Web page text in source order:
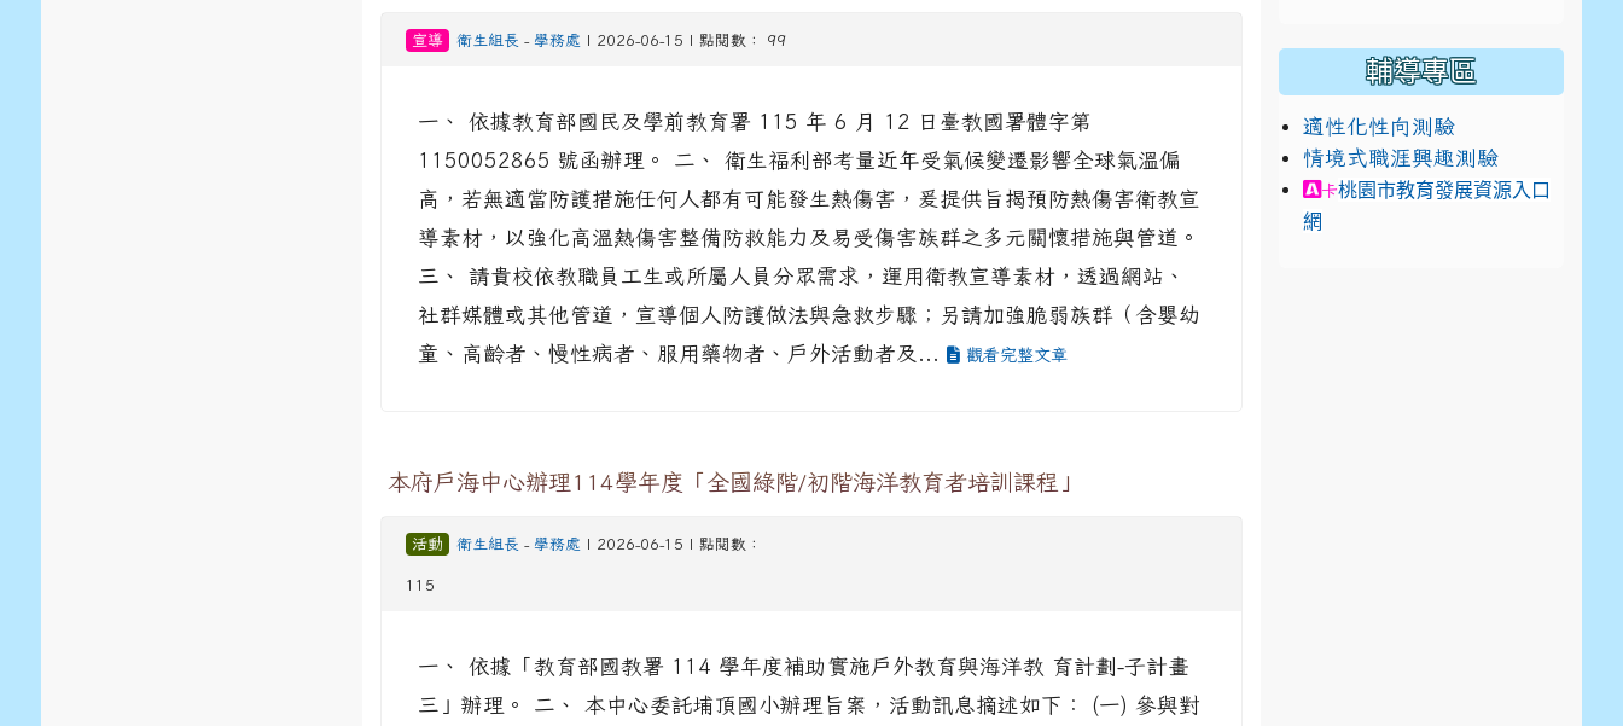
宣導 衛生組長 - 學務處 | 2026-06-15 | 點閱數： 99
一、 依據教育部國民及學前教育署 115 年 6 月 12 日臺教國署體字第
1150052865 號函辦理。 二、 衛生福利部考量近年受氣候變遷影響全球氣溫偏
高，若無適當防護措施任何人都有可能發生熱傷害，爰提供旨揭預防熱傷害衛教宣
導素材，以強化高溫熱傷害整備防救能力及易受傷害族群之多元關懷措施與管道。
三、 請貴校依教職員工生或所屬人員分眾需求，運用衛教宣導素材，透過網站、
社群媒體或其他管道，宣導個人防護做法與急救步驟；另請加強脆弱族群（含嬰幼
童、高齡者、慢性病者、服用藥物者、戶外活動者及...
觀看完整文章
本府戶海中心辦理114學年度「全國綠階/初階海洋教育者培訓課程」
活動 衛生組長 - 學務處 | 2026-06-15 | 點閱數：
115
一、 依據「教育部國教署 114 學年度補助實施戶外教育與海洋教 育計劃-子計畫
三」辦理。 二、 本中心委託埔頂國小辦理旨案，活動訊息摘述如下： (一) 參與對
輔導專區
適性化性向測驗
情境式職涯興趣測驗
link to https://
卡桃園市教育發展資源入口
網